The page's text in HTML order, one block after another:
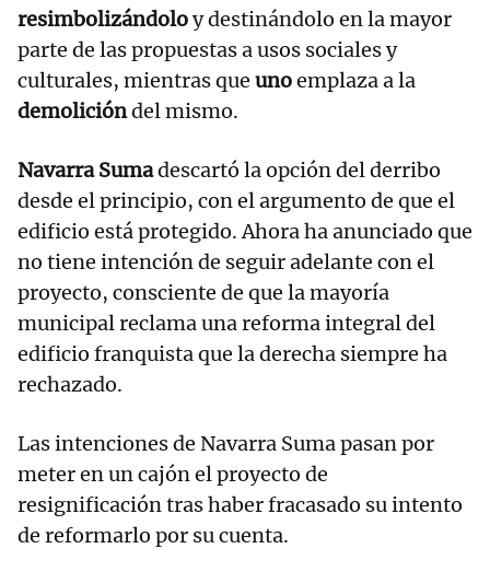
resimbolizándoloy destinándolo en la mayor
parte de las propuestas a usos sociales y
culturales, mientras que unoemplaza a la
demolicióndel mismo.
Navarra Sumadescartó la opción del derribo
desde el principio, con el argumento de que el
edificio está protegido. Ahora ha anunciado que
no tiene intención de seguir adelante con el
proyecto, consciente de que la mayoría
municipal reclama una reforma integral del
edificio franquista que la derecha siempre ha
rechazado.
Las intenciones de Navarra Suma pasan por
meter en un cajón el proyecto de
resignificación tras haber fracasado su intento
de reformarlo por su cuenta.